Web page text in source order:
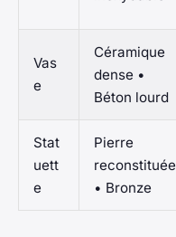
Vas
e
Céramique
dense •
Béton lourd
Stat
uett
e
Pierre
reconstituée
• Bronze